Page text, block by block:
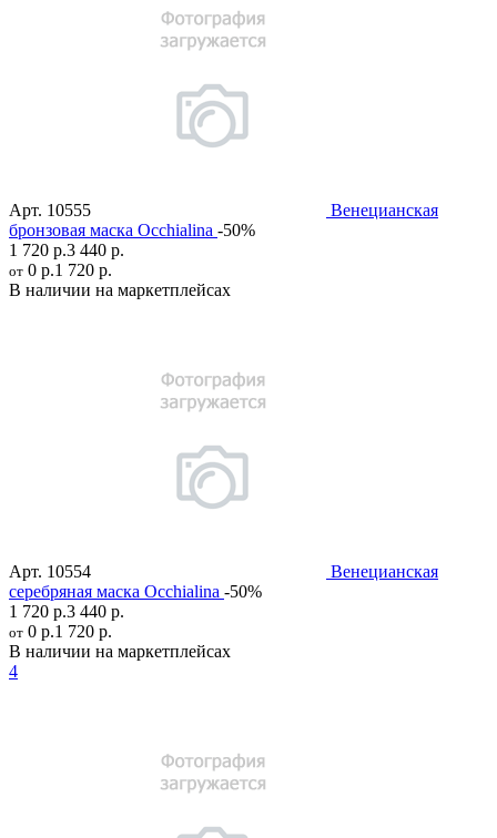
Арт. 10555
Венецианская
бронзовая маска Occhialina -50%
1 720 р.3 440 р.
от 0 р.1 720 р.
В наличии на маркетплейсах
Арт. 10554
Венецианская
серебряная маска Occhialina -50%
1 720 р.3 440 р.
от 0 р.1 720 р.
В наличии на маркетплейсах
4